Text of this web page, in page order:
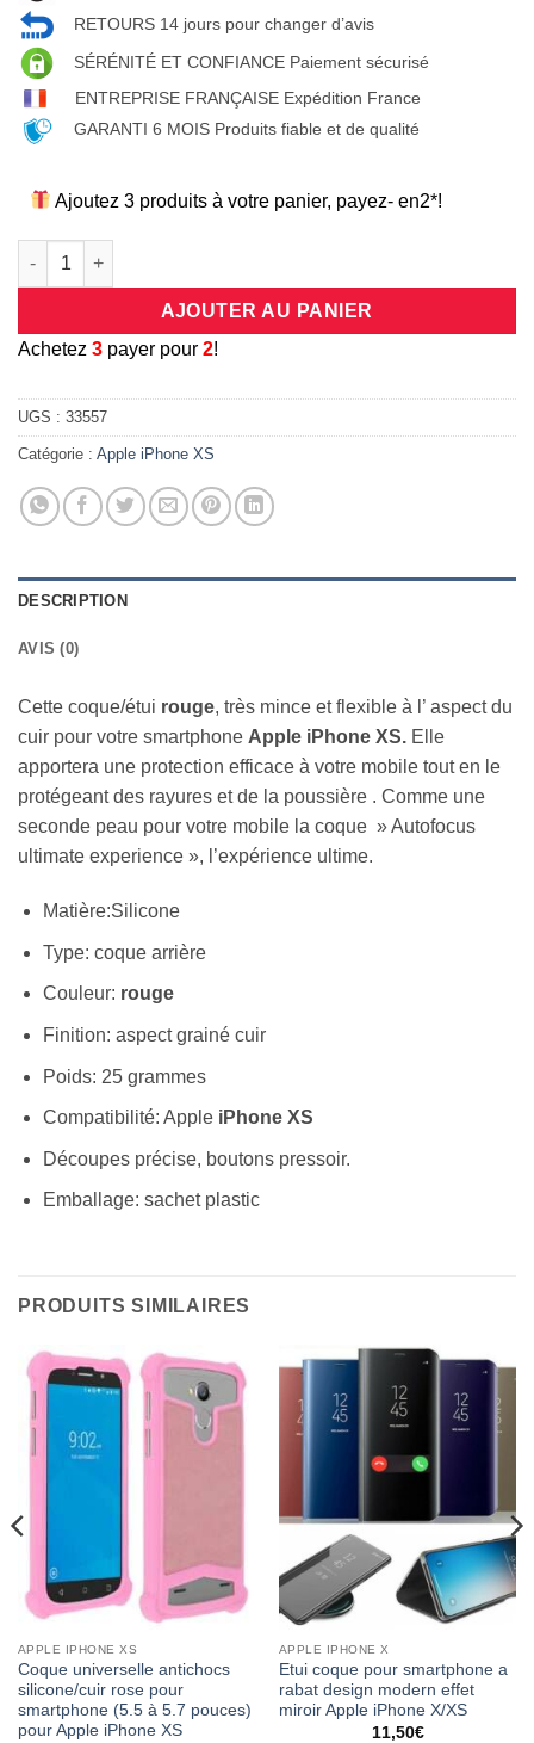
RETOURS 14 jours pour changer d’avis
SÉRÉNITÉ ET CONFIANCE Paiement sécurisé
ENTREPRISE FRANÇAISE Expédition France
GARANTI 6 MOIS Produits fiable et de qualité
Ajoutez 3 produits à votre panier, payez- en2*!
quantité de Coque/étui de protection en silicone aspect cuir
AJOUTER AU PANIER
Achetez 3 payer pour 2!
UGS : 33557
Catégorie : Apple iPhone XS
DESCRIPTION
AVIS (0)
Cette coque/étui rouge, très mince et flexible à l’ aspect du
cuir pour votre smartphone Apple iPhone XS. Elle
apportera une protection efficace à votre mobile tout en le
protégeant des rayures et de la poussière . Comme une
seconde peau pour votre mobile la coque » Autofocus
ultimate experience », l’expérience ultime.
Matière:Silicone
Type: coque arrière
Couleur: rouge
Finition: aspect grainé cuir
Poids: 25 grammes
Compatibilité: Apple iPhone XS
Découpes précise, boutons pressoir.
Emballage: sachet plastic
PRODUITS SIMILAIRES
APPLE IPHONE XS
Coque universelle antichocs
silicone/cuir rose pour
smartphone (5.5 à 5.7 pouces)
pour Apple iPhone XS
APPLE IPHONE X
Etui coque pour smartphone a
rabat design modern effet
miroir Apple iPhone X/XS
11,50€